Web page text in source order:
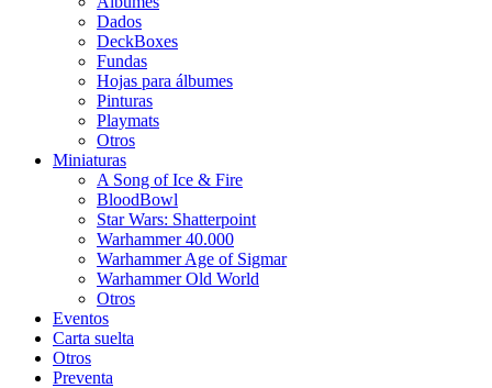
Dados
DeckBoxes
Fundas
Hojas para álbumes
Pinturas
Playmats
Otros
Miniaturas
A Song of Ice & Fire
BloodBowl
Star Wars: Shatterpoint
Warhammer 40.000
Warhammer Age of Sigmar
Warhammer Old World
Otros
Eventos
Carta suelta
Otros
Preventa